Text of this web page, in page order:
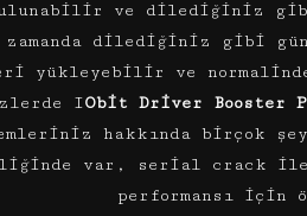
ve dilediğiniz
dilediğiniz gibi
yükleyebilir ve
IObit Driver Booster
hakkında birçok
var, serial crack ile
performansı için